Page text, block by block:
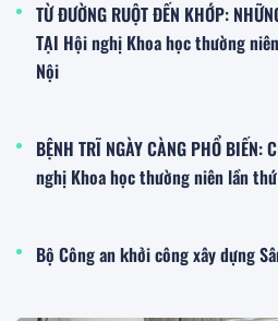
TỪ ĐƯỜNG RUỘT ĐẾN KHỚP:
TẠI Hội nghị Khoa học thường
Nội
BỆNH TRĨ NGÀY CÀNG PHỔ BIẾN:
nghị Khoa học thường niên lần
Bộ Công an khởi công xây dựng